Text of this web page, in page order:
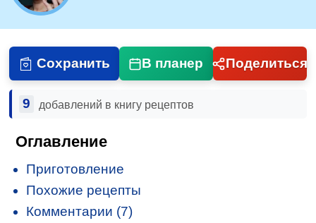
Сохранить В планер Поделиться
9 добавлений в книгу рецептов
Оглавление
Приготовление
Похожие рецепты
Комментарии (7)